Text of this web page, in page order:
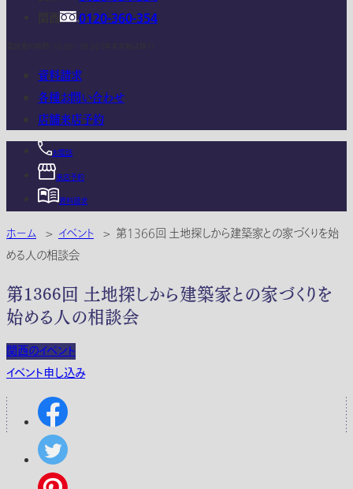
0120-360-354
資料請求
各種お問い合わせ
店舗来店予約
お電話
来店予約
資料請求
ホーム > イベント > 第1366回 土地探しから建築家との家づくりを始
める人の相談会
第1366回 土地探しから建築家との家づくりを
始める人の相談会
関西のイベント
イベント申し込み